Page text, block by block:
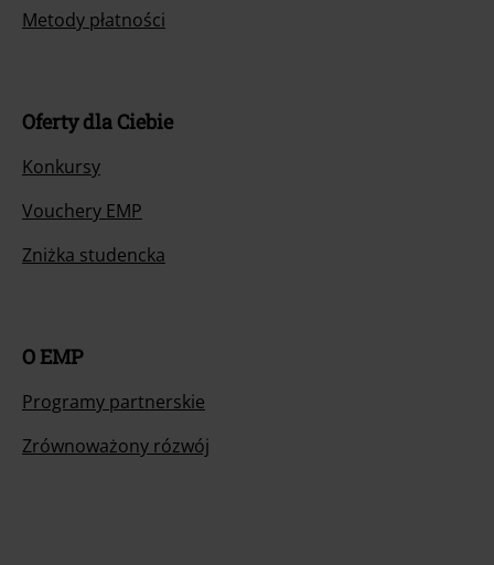
Metody płatności
Oferty dla Ciebie
Konkursy
Vouchery EMP
Zniżka studencka
O EMP
Programy partnerskie
Zrównoważony rózwój